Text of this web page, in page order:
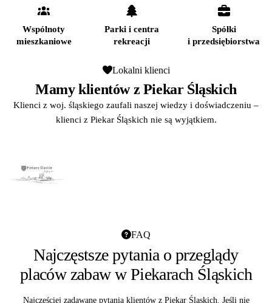
Wspólnoty
mieszkaniowe
Parki i centra
rekreacji
Spółki
i przedsiębiorstwa
Lokalni klienci
Mamy klientów z Piekar Śląskich
Klienci z woj. śląskiego zaufali naszej wiedzy i doświadczeniu –
klienci z Piekar Śląskich nie są wyjątkiem.
FAQ
Najczęstsze pytania o przeglądy
placów zabaw w Piekarach Śląskich
Najczęściej zadawane pytania klientów z Piekar Śląskich. Jeśli nie